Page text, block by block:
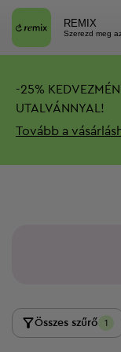
REMIX
Szerezd meg
-25%
UTALVÁNNYAL!
Tovább a
Összes szűrő 1